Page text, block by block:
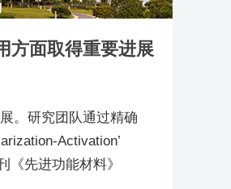
方面取得重要进展
。研究团队通过精确
Activation’
《先进功能材料》